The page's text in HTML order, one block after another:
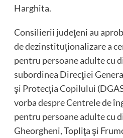
Harghita.
Consilierii judeţeni au
de dezinstituţionalizare a
pentru persoane adulte cu
subordinea Direcţiei
şi Protecţia Copilului
vorba despre Centrele de
pentru persoane adulte cu
Gheorgheni, Topliţa şi